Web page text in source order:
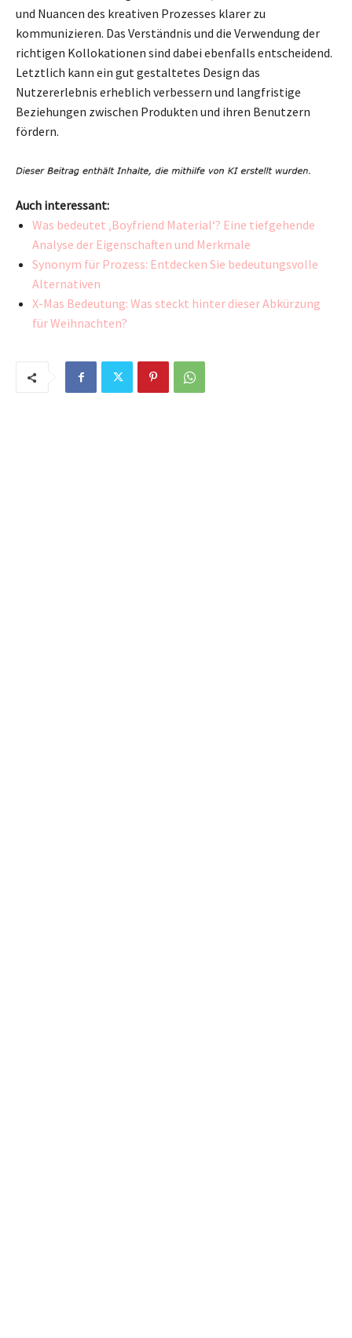
und Nuancen des kreativen Prozesses klarer zu
kommunizieren. Das Verständnis und die Verwendung der
richtigen Kollokationen sind dabei ebenfalls entscheidend.
Letztlich kann ein gut gestaltetes Design das
Nutzererlebnis erheblich verbessern und langfristige
Beziehungen zwischen Produkten und ihren Benutzern
fördern.
Auch interessant:
Was bedeutet ‚Boyfriend Material‘? Eine tiefgehende
Analyse der Eigenschaften und Merkmale
Synonym für Prozess: Entdecken Sie bedeutungsvolle
Alternativen
X-Mas Bedeutung: Was steckt hinter dieser Abkürzung
für Weihnachten?